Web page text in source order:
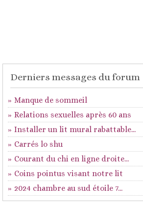
Derniers messages du forum
Manque de sommeil
Relations sexuelles après 60 ans
Installer un lit mural rabattable...
Carrés lo shu
Courant du chi en ligne droite...
Coins pointus visant notre lit
2024 chambre au sud étoile 7...